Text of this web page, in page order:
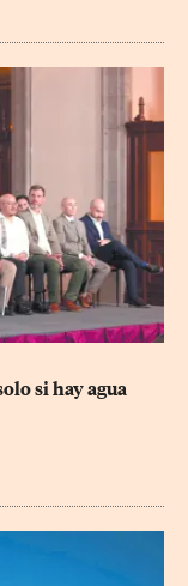
si hay agua